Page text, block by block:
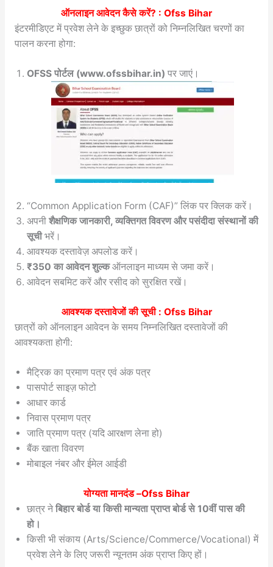
ऑनलाइन आवेदन कैसे करें? : Ofss Bihar
इंटरमीडिएट में प्रवेश लेने के इच्छुक छात्रों को निम्नलिखित चरणों का
पालन करना होगा:
OFSS पोर्टल (www.ofssbihar.in) पर जाएं।
“Common Application Form (CAF)” लिंक पर क्लिक करें।
अपनी शैक्षणिक जानकारी, व्यक्तिगत विवरण और पसंदीदा संस्थानों की
सूचीभरें।
आवश्यक दस्तावेज़ अपलोड करें।
₹350 का आवेदन शुल्कऑनलाइन माध्यम से जमा करें।
आवेदन सबमिट करें और रसीद को सुरक्षित रखें।
आवश्यक दस्तावेजों की सूची : Ofss Bihar
छात्रों को ऑनलाइन आवेदन के समय निम्नलिखित दस्तावेजों की
आवश्यकता होगी:
मैट्रिक का प्रमाण पत्र एवं अंक पत्र
पासपोर्ट साइज़ फोटो
आधार कार्ड
निवास प्रमाण पत्र
जाति प्रमाण पत्र (यदि आरक्षण लेना हो)
बैंक खाता विवरण
मोबाइल नंबर और ईमेल आईडी
योग्यता मानदंड –Ofss Bihar
छात्र नेबिहार बोर्ड या किसी मान्यता प्राप्त बोर्ड से 10वीं पास की
हो।
किसी भी संकाय (Arts/Science/Commerce/Vocational) में
प्रवेश लेने के लिए जरूरी न्यूनतम अंक प्राप्त किए हों।